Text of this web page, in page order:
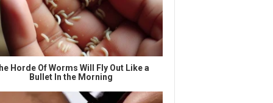
Horde Of Worms Will Fly Out Like a
Bullet In the Morning